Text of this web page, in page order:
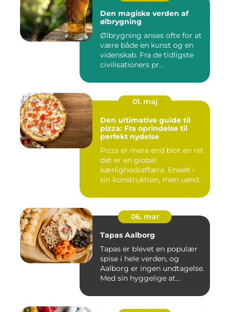
Den magiske verden af
ølbrygning
Ølbrygning anses ofte for at
være både en kunst og en
videnskab. Fra de tidligste
civilisationers pr...
01. maj
Den ultimative guide til
pizza: Fra oprindelse til
perfekt nydelse
Pizza er mere end blot en ret
det er en global
kærlighedsaffære. Enkelt i
sin konstruktion, men uend...
06. mar
Tapas Aalborg
Tapas er blevet en populær
spise i hele verden, og
Aalborg er ingen undtagelse.
Med sin hyggelige at...